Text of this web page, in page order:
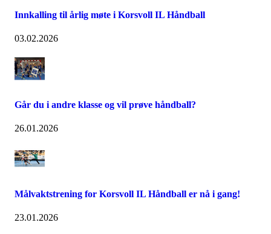
Innkalling til årlig møte i Korsvoll IL Håndball
03.02.2026
Går du i andre klasse og vil prøve håndball?
26.01.2026
Målvaktstrening for Korsvoll IL Håndball er nå i gang!
23.01.2026